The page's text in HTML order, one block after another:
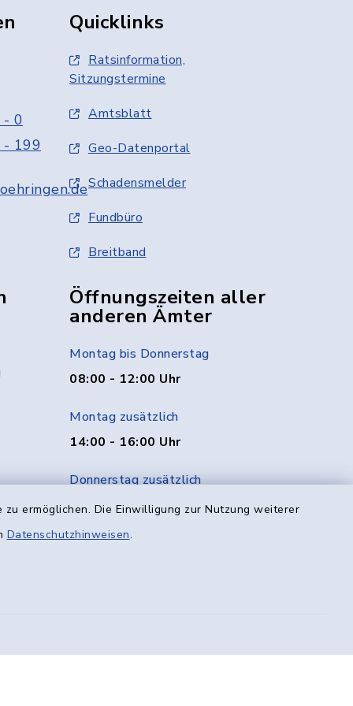
ermöglichen. Die Einwilligung zur Nutzung weiterer
Datenschutzhinweisen.
0
199
Quicklinks
Ratsinformation,
Sitzungstermine
Amtsblatt
Geo-Datenportal
Schadensmelder
Fundbüro
Breitband
Öffnungszeiten aller
anderen Ämter
Montag bis Donnerstag
08:00 - 12:00 Uhr
Montag zusätzlich
14:00 - 16:00 Uhr
Donnerstag zusätzlich
14:00 - 18:00 Uhr
Freitag